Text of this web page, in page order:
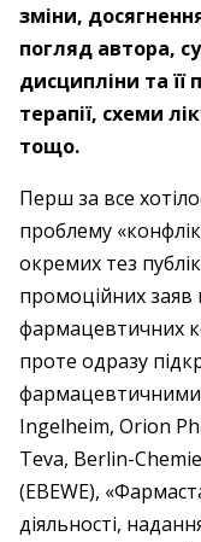
зміни,
погляд автора,
дисципліни та її
терапії, схеми
тощо.
Перш за все
проблему
окремих тез
промоційних заяв
фармацевтичних
проте одразу
Ingelheim, Orion
Teva, Berlin-
(EBEWE),
діяльності,